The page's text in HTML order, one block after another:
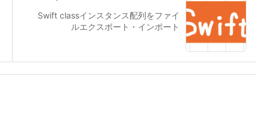
Swift classインスタンス配列をファイ
ルエクスポート・インポート